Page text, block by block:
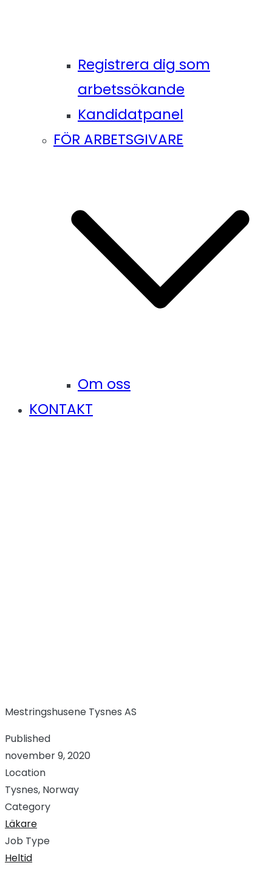
Registrera dig som
arbetssökande
Kandidatpanel
FÖR ARBETSGIVARE
Om oss
KONTAKT
Mestringshusene Tysnes AS
Published
november 9, 2020
Location
Tysnes, Norway
Category
Läkare
Job Type
Heltid